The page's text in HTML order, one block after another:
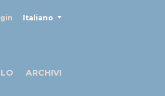
Italiano
ARCHIVI